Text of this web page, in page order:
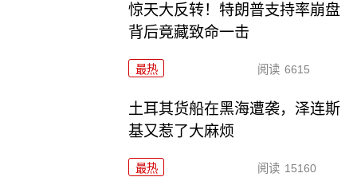
惊天大反转！特朗普支持率崩盘
背后竟藏致命一击
最热 阅读 6615
土耳其货船在黑海遭袭，泽连斯
基又惹了大麻烦
最热 阅读 15160